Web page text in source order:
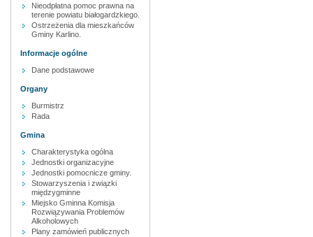
Nieodpłatna pomoc prawna na
terenie powiatu białogardzkiego.
Ostrzeżenia dla mieszkańców
Gminy Karlino.
Informacje ogólne
Dane podstawowe
Organy
Burmistrz
Rada
Gmina
Charakterystyka ogólna
Jednostki organizacyjne
Jednostki pomocnicze gminy.
Stowarzyszenia i związki
międzygminne
Miejsko Gminna Komisja
Rozwiązywania Problemów
Alkoholowych
Plany zamówień publicznych